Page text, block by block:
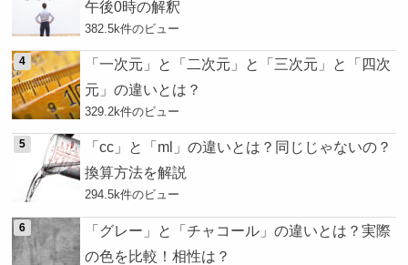
午後0時の解釈
382.5k件のビュー
「一次元」と「二次元」と「三次元」と「四次
元」の違いとは？
329.2k件のビュー
「cc」と「ml」の違いとは？同じじゃないの？
換算方法を解説
294.5k件のビュー
「グレー」と「チャコール」の違いとは？実際
の色を比較！相性は？